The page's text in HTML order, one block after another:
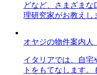
どなど、さまざま
理研究家がお教えし
オヤジの物件案内人
イタリアでは、自宅
トをもてなします